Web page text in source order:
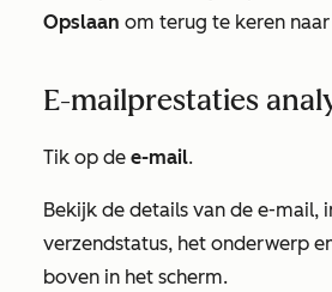
Opslaan om terug te keren
E-mailprestaties
Tik op de e-mail.
Bekijk de details van de e-mail,
verzendstatus, het onderwerp
boven in het scherm.